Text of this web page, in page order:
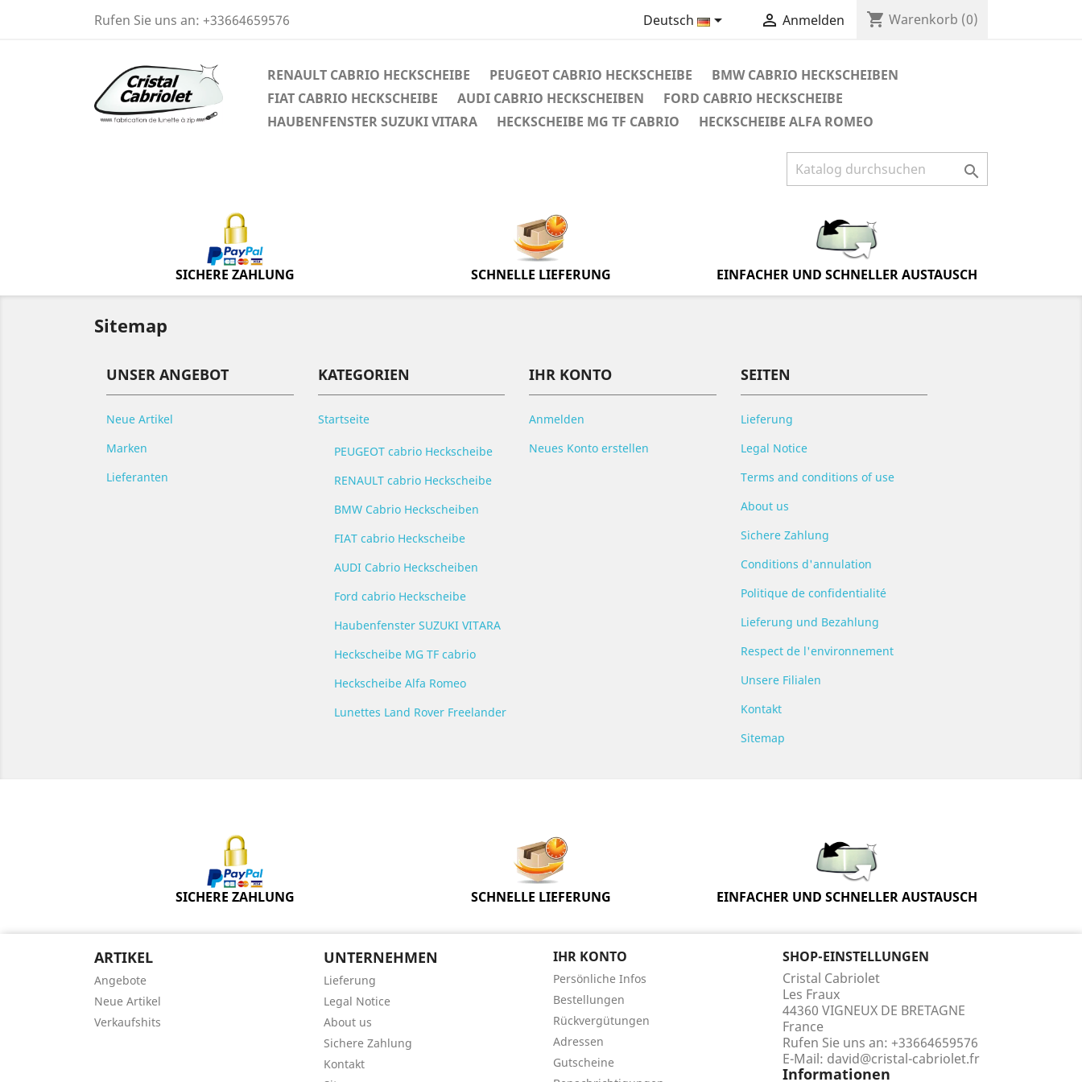
Rufen Sie uns an: +33664659576 Deutsch   Anmelden shopping_cart Warenkorb (0)
RENAULT CABRIO HECKSCHEIBE PEUGEOT CABRIO HECKSCHEIBE
BMW CABRIO HECKSCHEIBEN
FIAT CABRIO HECKSCHEIBE
AUDI CABRIO HECKSCHEIBEN
FORD CABRIO HECKSCHEIBE
HAUBENFENSTER SUZUKI VITARA
HECKSCHEIBE MG TF CABRIO HECKSCHEIBE ALFA ROMEO

SICHERE ZAHLUNG SCHNELLE LIEFERUNG EINFACHER UND SCHNELLER AUSTAUSCH
Sitemap
UNSER ANGEBOT
Neue Artikel
Marken
Lieferanten
KATEGORIEN
Startseite
PEUGEOT cabrio Heckscheibe
RENAULT cabrio Heckscheibe
BMW Cabrio Heckscheiben
FIAT cabrio Heckscheibe
AUDI Cabrio Heckscheiben
Ford cabrio Heckscheibe
Haubenfenster SUZUKI VITARA
Heckscheibe MG TF cabrio
Heckscheibe Alfa Romeo
Lunettes Land Rover Freelander
IHR KONTO
Anmelden
Neues Konto erstellen
SEITEN
Lieferung
Legal Notice
Terms and conditions of use
About us
Sichere Zahlung
Conditions d'annulation
Politique de confidentialité
Lieferung und Bezahlung
Respect de l'environnement
Unsere Filialen
Kontakt
Sitemap
SICHERE ZAHLUNG SCHNELLE LIEFERUNG EINFACHER UND SCHNELLER AUSTAUSCH
ARTIKEL
Angebote
Neue Artikel
Verkaufshits
UNTERNEHMEN
Lieferung
Legal Notice
About us
Sichere Zahlung
Kontakt
IHR KONTO
Persönliche Infos
Bestellungen
Rückvergütungen
Adressen
Gutscheine
SHOP-EINSTELLUNGEN
Cristal Cabriolet
Les Fraux
44360 VIGNEUX DE BRETAGNE
France
Rufen Sie uns an: +33664659576
E-Mail: david@cristal-cabriolet.fr
Informationen